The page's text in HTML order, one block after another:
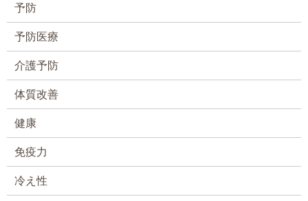
予防
予防医療
介護予防
体質改善
健康
免疫力
冷え性